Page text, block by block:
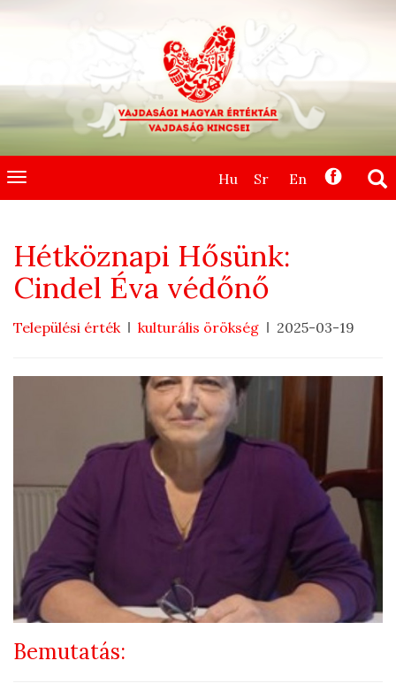
navigation
En
Sr
Hu
Hétköznapi Hősünk:
Cindel Éva védőnő
Települési érték kulturális örökség 2025-03-19
Bemutatás: